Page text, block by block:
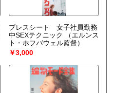
プレスシート 女子社員勤務
中SEXテクニック
（エルンス
ト・ホフバウェル監督）
￥3,000